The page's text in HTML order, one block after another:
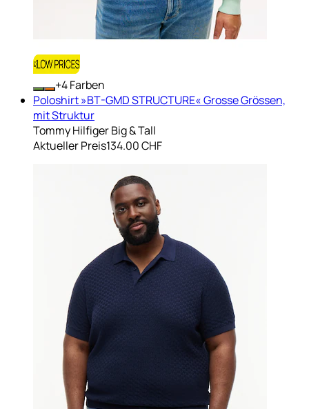
+ Farben
Poloshirt »BT-GMD STRUCTURE« Grosse Grössen,
mit Struktur
Tommy Hilfiger Big & Tall
Aktueller Preis134.00 CHF